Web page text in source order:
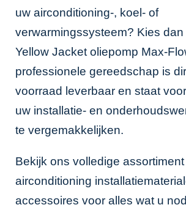
uw airconditioning-, koel- of
verwarmingssysteem? Kies dan
Yellow Jacket oliepomp Max-
professionele gereedschap is
voorraad leverbaar en staat
uw installatie- en
te vergemakkelijken.
Bekijk ons volledige
airconditioning
accessoires voor alles wat u